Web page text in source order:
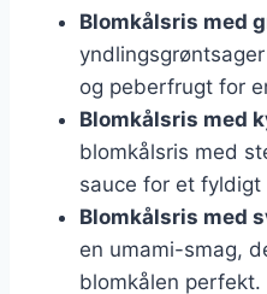
Blomkålsris med
og peberfrugt for
Blomkålsris med
blomkålsris med
sauce for et fyldigt
Blomkålsris med
en umami-smag,
blomkålen perfekt.